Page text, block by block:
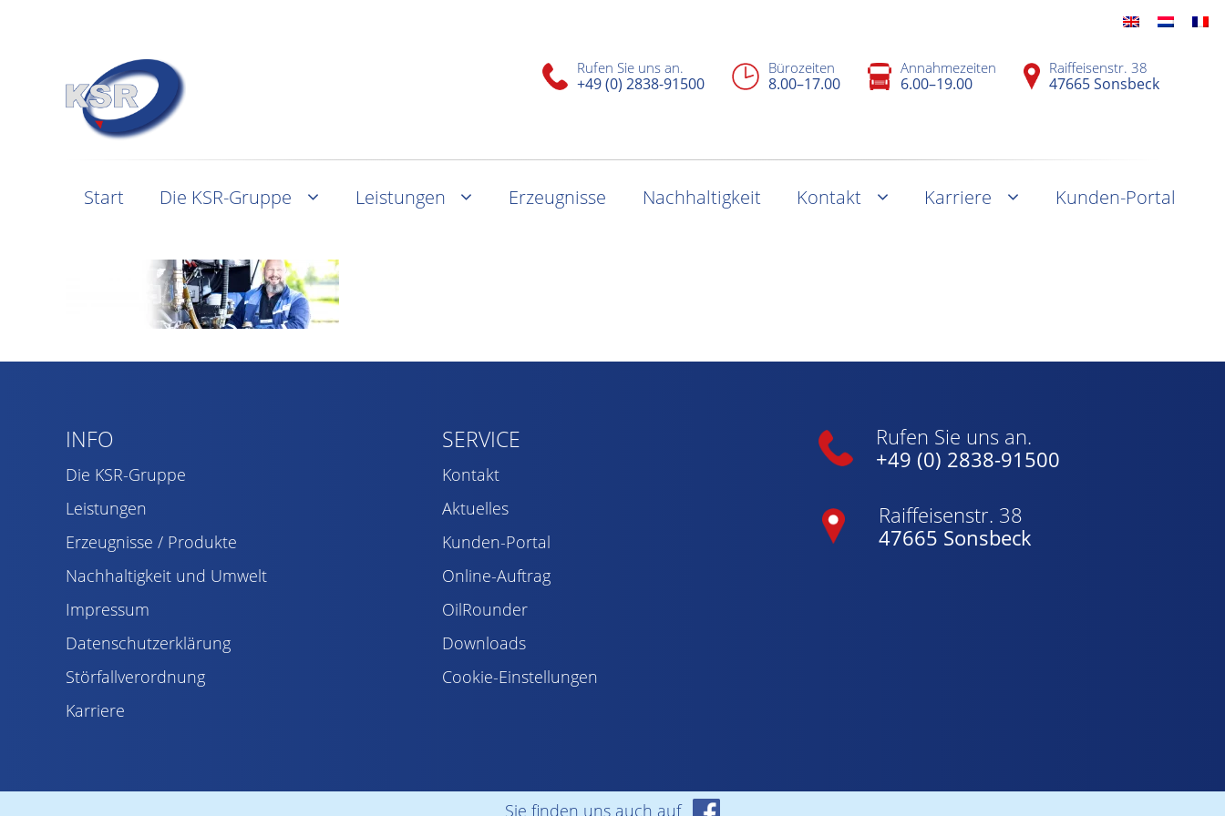
Rufen Sie uns an.
+49 (0) 2838-91500
Bürozeiten
8.00–17.00
Annahmezeiten
6.00–19.00
Raiffeisenstr. 38
47665 Sonsbeck
Start Die KSR-Gruppe Leistungen Erzeugnisse Nachhaltigkeit Kontakt Karriere Kunden-Portal
INFO
Die KSR-Gruppe
Leistungen
Erzeugnisse / Produkte
Nachhaltigkeit und Umwelt
Impressum
Datenschutzerklärung
Störfallverordnung
Karriere
SERVICE
Kontakt
Aktuelles
Kunden-Portal
Online-Auftrag
OilRounder
Downloads
Cookie-Einstellungen
Rufen Sie uns an.
+49 (0) 2838-91500
Raiffeisenstr. 38
47665 Sonsbeck
Sie finden uns auch auf